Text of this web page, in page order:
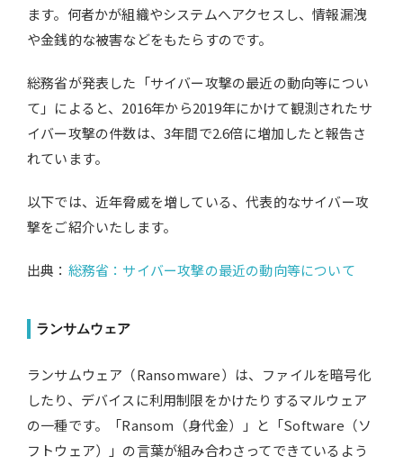
ます。何者かが組織やシステムへアクセスし、情報漏洩
や金銭的な被害などをもたらすのです。
総務省が発表した「サイバー攻撃の最近の動向等につい
て」によると、2016年から2019年にかけて観測されたサ
イバー攻撃の件数は、3年間で2.6倍に増加したと報告さ
れています。
以下では、近年脅威を増している、代表的なサイバー攻
撃をご紹介いたします。
出典： 総務省：サイバー攻撃の最近の動向等について
ランサムウェア
ランサムウェア（Ransomware）は、ファイルを暗号化
したり、デバイスに利用制限をかけたりするマルウェア
の一種です。「Ransom（身代金）」と「Software（ソ
フトウェア）」の言葉が組み合わさってできているよう